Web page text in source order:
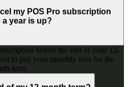
my POS Pro subscription
a year is up?
before the end of your 12-
to pay your monthly fees for the
term.